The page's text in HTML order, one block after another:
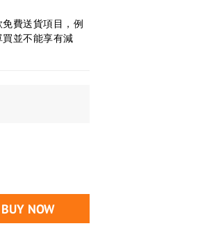
費送貨項目，例
並不能享有減
BUY NOW